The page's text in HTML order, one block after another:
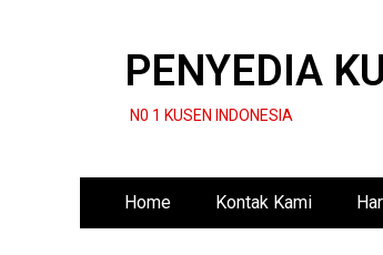
PENYEDIA
N0 1 KUSEN INDONESIA
Primary
Menu
Home Kontak Kami